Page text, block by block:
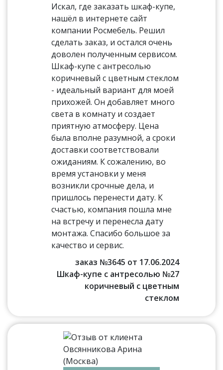
Искал, где заказать шкаф-купе,
нашёл в интернете сайт
компании Росмебель. Решил
сделать заказ, и остался очень
доволен полученным сервисом.
Шкаф-купе с антресолью
коричневый с цветным стеклом
- идеальный вариант для моей
прихожей. Он добавляет много
света в комнату и создает
приятную атмосферу. Цена
была вполне разумной, а сроки
доставки соответствовали
ожиданиям. К сожалению, во
время установки у меня
возникли срочные дела, и
пришлось перенести дату. К
счастью, компания пошла мне
на встречу и перенесла дату
монтажа. Спасибо большое за
качество и сервис.
заказ №3645 от 17.06.2024
Шкаф-купе с антресолью №27
коричневый с цветным
стеклом